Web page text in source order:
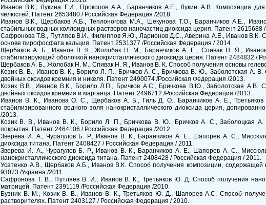
Иванов В.К., Лукина Г.И., Прокопов А.А., Баранчиков А.Е., Лукин А.В. Композиция
челюстей. Патент 2653480 / Российская Федерация /2018.
Иванов В.К., Щербаков А.Б., Теплоногова М.А., Шекунова Т.О., Баранчиков А.Е.,
стабильных водных коллоидных растворов наночастиц диоксида церия. Патент 2615688
Сафронова Т.В., Путляев В.И., Филиппов Я.Ю., Ларионов Д.С., Аверина А.Е., Иванов В.К.
основе пирофосфата кальция. Патент 2531377 /Российская Федерация / 2014
Щербаков А. Б., Иванов В. К., Жолобак Н. М., Баранчиков А. Е., Спивак Н. Я.,
стабилизирующей оболочкой нанокристаллического диоксида церия. Патент 2484832 /
Щербаков А. Б., Жолобак Н. М., Спивак Н. Я., Иванов В. К. Способ получения основы
Козик В. В., Иванов В. К., Борило Л. П., Бричков А. С., Бричкова В. Ю., Заболотская А. В.
двойных оксидов кремния и никеля. Патент 2490074 /Российская Федерация /2013.
Козик В.В., Иванов В.К., Борило Л.П., Бричков А.С., Бричкова В.Ю., Заболотская А.В.
двойных оксидов кремния и марганца. Патент 2496712 /Российская Федерация /2013.
Иванов В. К., Иванова О. С., Щербаков А. Б., Гиль Д. О., Баранчиков А. Е.,
стабилизированного водного золя нанокристаллического диоксида церия,
/2013.
Козик В. В., Иванов В. К., Борило Л. П., Бричкова В. Ю., Бричков А. С., Заболоцкая А.
покрытия. Патент 2464106 / Российская Федерация /2012.
Зверева И. А., Чурагулов Б. Р., Иванов В. К., Баранчиков А. Е., Шапорев А. С.,
диоксида титана. Патент 2408427 / Российская Федерация / 2011.
Зверева И. А., Чурагулов Б. Р., Иванов В. К., Баранчиков А. Е., Шапорев А. С.,
нанокристаллического диоксида титана. Патент 2408428 / Российская Федерация / 2011.
Усатенко А.В., Щербаков А.Б., Иванов В.К. Способ получения композиции,
93073 /Украина /2011.
Сафронова Т. В., Путляев В. И., Иванов В. К., Третьяков Ю. Д. Способ получения
матрицей. Патент 2391119 /Российская Федерация /2010.
Бузник В. М., Козик В. В., Иванов В. К., Третьяков Ю. Д., Шапорев А.С. Способ
растворителях. Патент 2403127 / Российская Федерация / 2010.